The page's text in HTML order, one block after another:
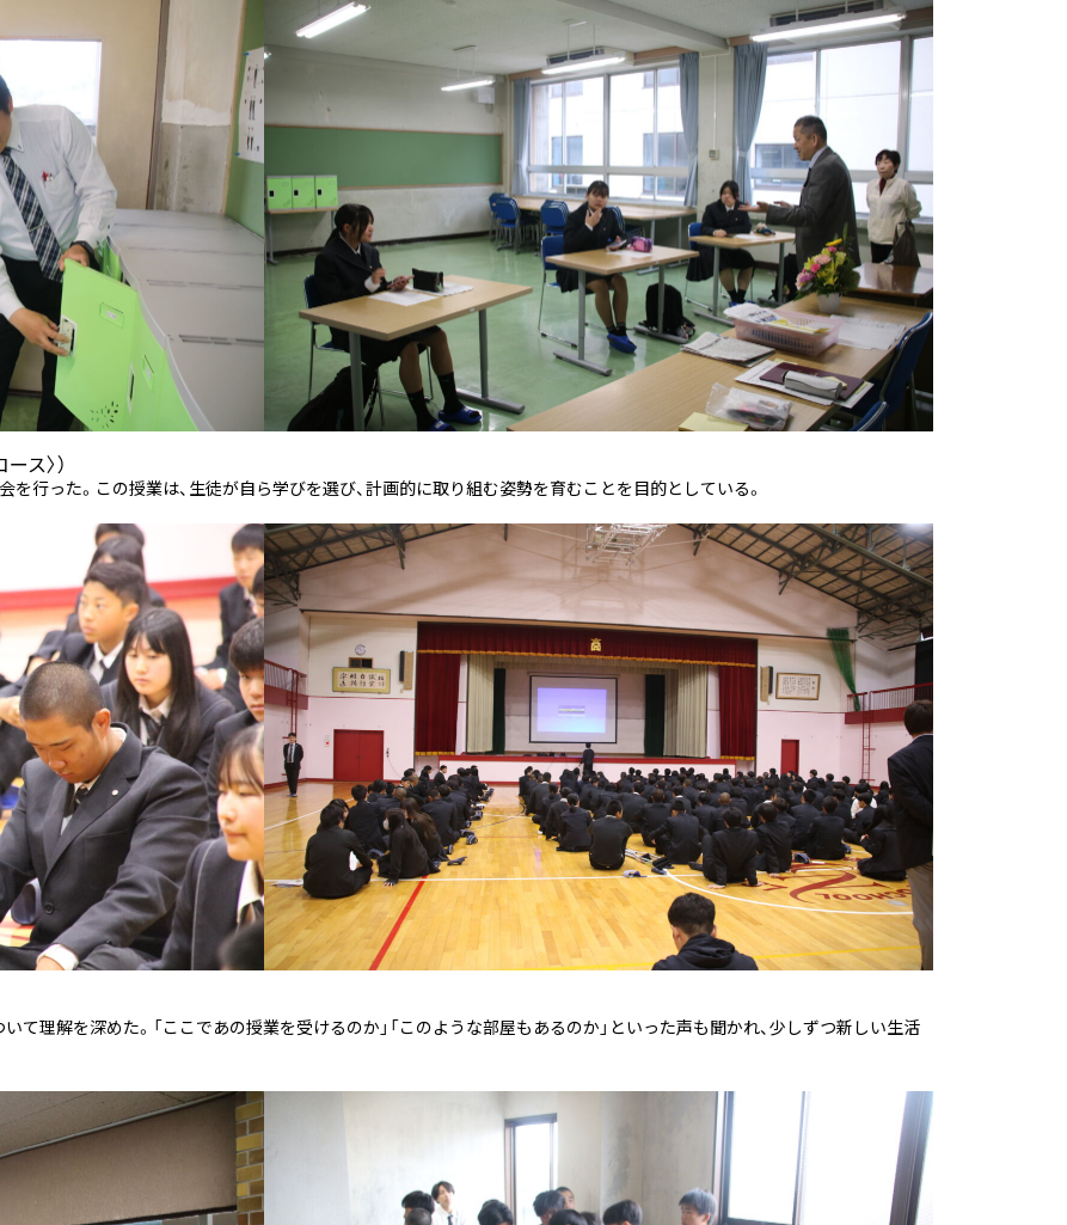
ス〉）
行った。この授業は、生徒が自ら学びを選び、計画的に取り組む姿勢を育むことを目的としている。
て理解を深めた。「ここであの授業を受けるのか」「このような部屋もあるのか」といった声も聞かれ、少しずつ新しい生活